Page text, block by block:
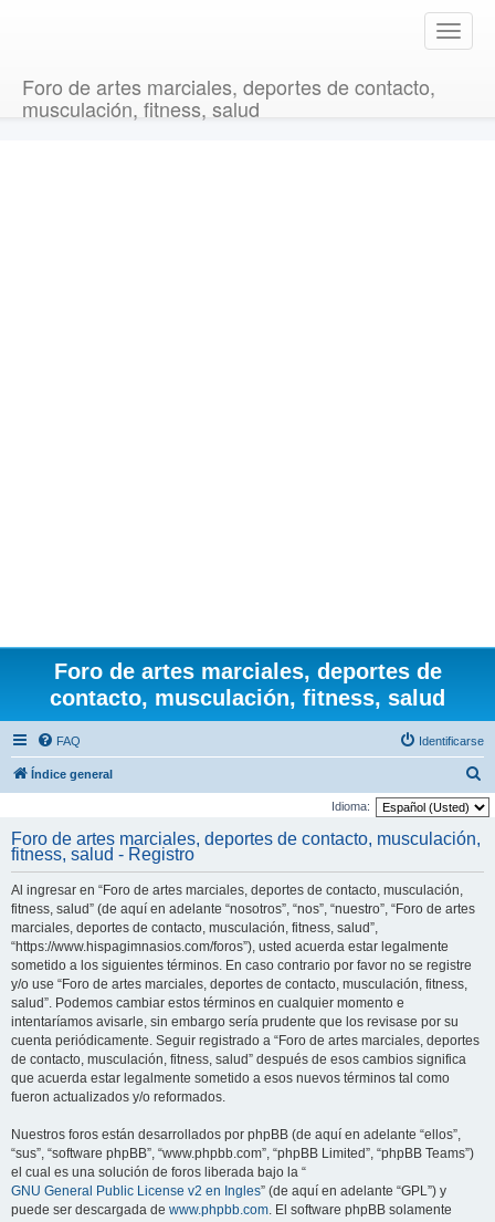
T
o
Foro de artes marciales, deportes de contacto,
musculación, fitness, salud
Foro de artes marciales, deportes de
contacto, musculación, fitness, salud
FAQ Identificarse
Índice general
u
Idioma:
Foro de artes marciales, deportes de contacto, musculación,
fitness, salud - Registro
Al ingresar en “Foro de artes marciales, deportes de contacto, musculación,
fitness, salud” (de aquí en adelante “nosotros”, “nos”, “nuestro”, “Foro de artes
marciales, deportes de contacto, musculación, fitness, salud”,
“https://www.hispagimnasios.com/foros”), usted acuerda estar legalmente
sometido a los siguientes términos. En caso contrario por favor no se registre
y/o use “Foro de artes marciales, deportes de contacto, musculación, fitness,
salud”. Podemos cambiar estos términos en cualquier momento e
intentaríamos avisarle, sin embargo sería prudente que los revisase por su
cuenta periódicamente. Seguir registrado a “Foro de artes marciales, deportes
de contacto, musculación, fitness, salud” después de esos cambios significa
que acuerda estar legalmente sometido a esos nuevos términos tal como
fueron actualizados y/o reformados.
Nuestros foros están desarrollados por phpBB (de aquí en adelante “ellos”,
“sus”, “software phpBB”, “www.phpbb.com”, “phpBB Limited”, “phpBB Teams”)
el cual es una solución de foros liberada bajo la “
GNU General Public License v2 en Ingles” (de aquí en adelante “GPL”) y
puede ser descargada de www.phpbb.com. El software phpBB solamente